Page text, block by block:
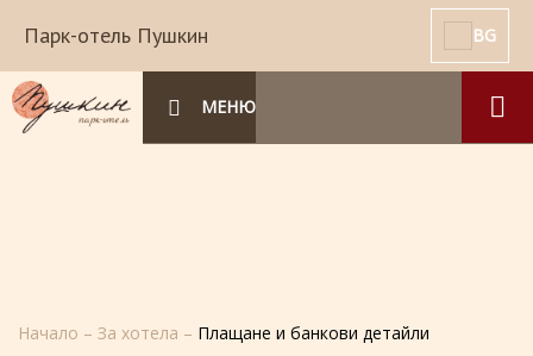
Парк-отель Пушкин BG
МЕНЮ
Начало – За хотела – Плащане и банкови детайли